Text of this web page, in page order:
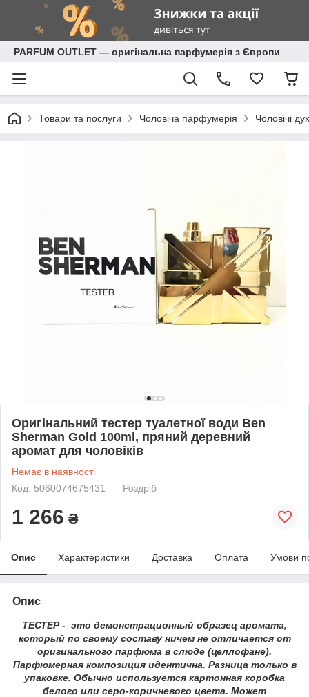
PARFUM OUTLET — оригінальна парфумерія з Європи
Товари та послуги Чоловіча парфумерія Чоловічі
Оригінальний тестер туалетної води Ben
Sherman Gold 100ml, пряний деревний
аромат для чоловіків
Немає в наявності
Код: 5060074675431
Роздріб
1 266 ₴
Опис Характеристики Доставка Оплата Умови
Опис
ТЕСТЕР - это демонстрационный образец аромата,
который по своему составу ничем не отличается от
оригинального парфюма в слюде (целлофане).
Парфюмерная композиция идентична. Разница только в
упаковке. Обычно используется картонная коробка
белого или серо-коричневого цвета. Может